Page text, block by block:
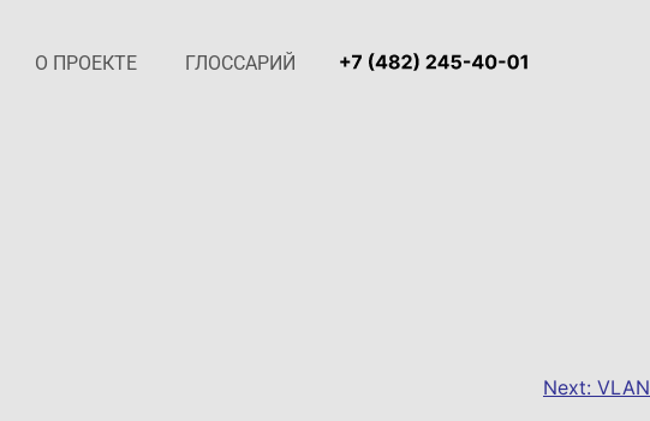
О ПРОЕКТЕ ГЛОССАРИЙ
Next: VLAN